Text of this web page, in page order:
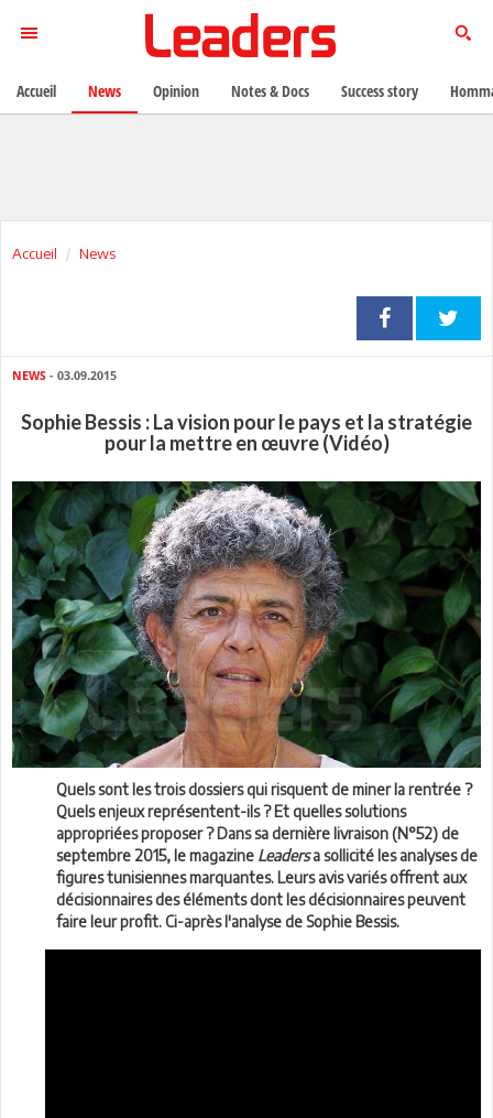
Accueil News
NEWS - 03.09.2015
Sophie Bessis : La vision pour le pays et la stratégie
pour la mettre en œuvre (Vidéo)
Quels sont les trois dossiers qui risquent de miner la rentrée ?
Quels enjeux représentent-ils ? Et quelles solutions
appropriées proposer ? Dans sa dernière livraison (N°52) de
septembre 2015, le magazine Leadersa sollicité les analyses de
figures tunisiennes marquantes. Leurs avis variés offrent aux
décisionnaires des éléments dont les décisionnaires peuvent
faire leur profit. Ci-après l'analyse de Sophie Bessis.
Accueil News Opinion Notes & Docs Success story